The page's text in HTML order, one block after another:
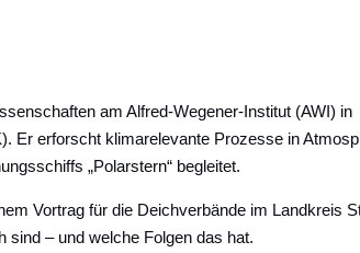
am Alfred-Wegener-Institut (AWI) in
Er erforscht klimarelevante Prozesse in
„Polarstern“ begleitet.
Vortrag für die Deichverbände im Landkreis
– und welche Folgen das hat.